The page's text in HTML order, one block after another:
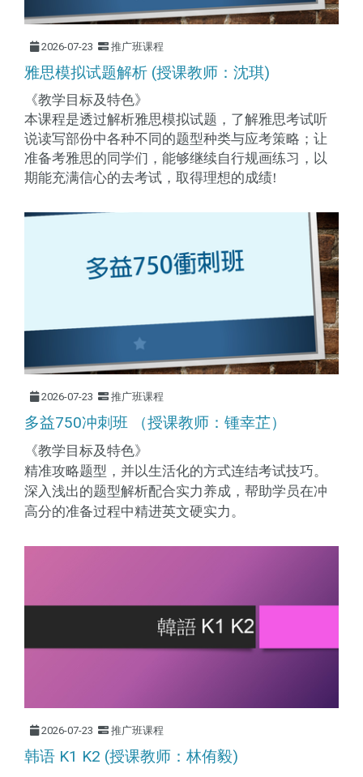
2026-07-23 推广班课程
雅思模拟试题解析 (授课教师：沈琪)
《教学目标及特色》
本课程是透过解析雅思模拟试题，了解雅思考试听
说读写部份中各种不同的题型种类与应考策略；让
准备考雅思的同学们，能够继续自行规画练习，以
期能充满信心的去考试，取得理想的成绩!
2026-07-23 推广班课程
多益750冲刺班 （授课教师：锺幸芷）
《教学目标及特色》
精准攻略题型，并以生活化的方式连结考试技巧。
深入浅出的题型解析配合实力养成，帮助学员在冲
高分的准备过程中精进英文硬实力。
2026-07-23 推广班课程
韩语 K1 K2 (授课教师：林侑毅)